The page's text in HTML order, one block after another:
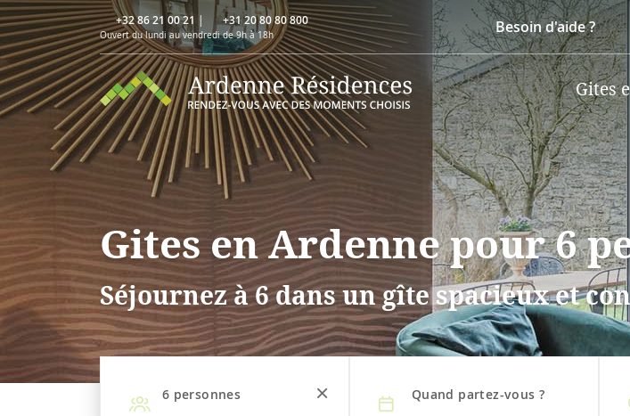
+32 86 21 00 21 | +31 20 80 80 800
Ouvert du lundi au vendredi de 9h à 18h Besoin d'aide ?
Gites
Gites en Ardenne pour 6
Séjournez à 6 dans un gîte spacieux et
6 personnes Quand partez-vous ?